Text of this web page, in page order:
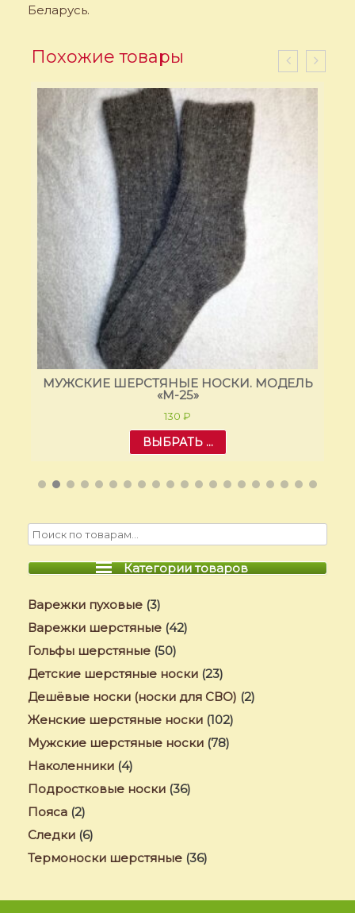
Беларусь.
Похожие товары
МУЖСКИЕ ШЕРСТЯНЫЕ НОСКИ. МОДЕЛЬ
«M-25»
130 ₽
ВЫБРАТЬ ...
Категории товаров
Варежки пуховые (3)
Варежки шерстяные (42)
Гольфы шерстяные (50)
Детские шерстяные носки (23)
Дешёвые носки (носки для СВО) (2)
Женские шерстяные носки (102)
Мужские шерстяные носки (78)
Наколенники (4)
Подростковые носки (36)
Пояса (2)
Следки (6)
Термоноски шерстяные (36)